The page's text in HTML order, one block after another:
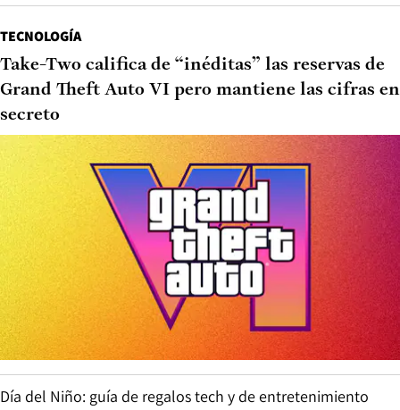
TECNOLOGÍA
Take-Two califica de “inéditas” las reservas de
Grand Theft Auto VI pero mantiene las cifras en
secreto
Día del Niño: guía de regalos tech y de entretenimiento